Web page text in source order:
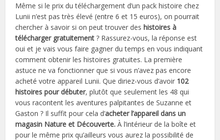
Même si le prix du téléchargement d’un pack histoire chez
Lunii n’est pas très élevé (entre 6 et 15 euros), on pourrait
chercher à savoir si on peut trouver deshistoires à
télécharger gratuitement ? Rassurez-vous, la réponse est
oui et je vais vous faire gagner du temps en vous indiquant
comment obtenir les histoires gratuites. La première
astuce ne va fonctionner que si vous n’avez pas encore
acheté votre appareil Lunii. Que diriez-vous d’avoir 102
histoires pour débuter, plutôt que seulement les 48 qui
vous racontent les aventures palpitantes de Suzanne et
Gaston ? Il suffit pour cela d’acheter l’appareil dans un
magasin Nature et Découverte. À l’intérieur de la boîte et
pour le même prix qu’ailleurs vous aurez la possibilité de